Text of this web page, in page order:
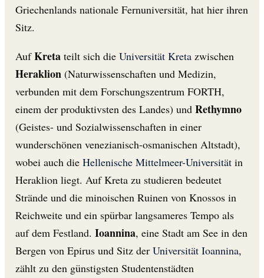
Griechenlands nationale Fernuniversität, hat hier ihren
Sitz.
AufKreta teilt sich die Universität Kreta zwischen
Heraklion (Naturwissenschaften und Medizin,
verbunden mit dem Forschungszentrum FORTH,
einem der produktivsten des Landes) und Rethymno
(Geistes- und Sozialwissenschaften in einer
wunderschönen venezianisch-osmanischen Altstadt),
wobei auch die Hellenische Mittelmeer-Universität in
Heraklion liegt. Auf Kreta zu studieren bedeutet
Strände und die minoischen Ruinen von Knossos in
Reichweite und ein spürbar langsameres Tempo als
auf dem Festland. Ioannina, eine Stadt am See in den
Bergen von Epirus und Sitz der Universität Ioannina,
zählt zu den günstigsten Studentenstädten